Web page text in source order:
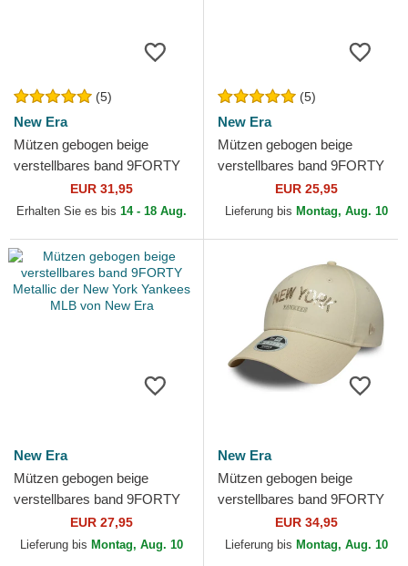
(5)
New Era
Mützen gebogen beige
verstellbares band 9FORTY
Borg der New York Yankees
MLB von New Era
EUR 31,95
Erhalten Sie es bis 14 - 18 Aug.
(5)
New Era
Mützen gebogen beige
verstellbares band 9FORTY
League Essential der New
York Yankees MLB von New
EUR 25,95
Lieferung bis Montag, Aug. 10
New Era
Mützen gebogen beige
verstellbares band 9FORTY
Metallic der New York
Yankees MLB von New Era
EUR 27,95
Lieferung bis Montag, Aug. 10
New Era
Mützen gebogen beige
verstellbares band 9FORTY
Sequin Wordmark der New
York Yankees MLB von New
EUR 34,95
Lieferung bis Montag, Aug. 10